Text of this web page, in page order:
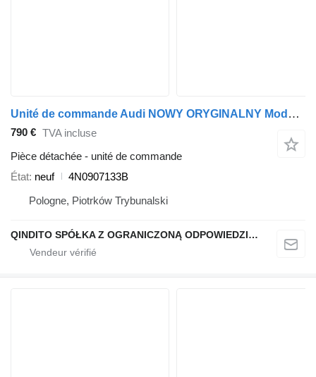
Unité de commande Audi NOWY ORYGINALNY Moduł Sterownik ogrzewania szyby A6 A7 4N0907133B pour automobile
790 € TVA incluse
Pièce détachée - unité de commande
État neuf
4N0907133B
Pologne, Piotrków Trybunalski
QINDITO SPÓŁKA Z OGRANICZONĄ ODPOWIEDZIALNOŚCIĄ